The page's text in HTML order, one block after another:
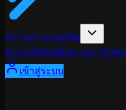
ตารางการแข่งขัน
นักกอล์ฟอันดับข่าวสารรับชม
เข้าสู่ระบบ